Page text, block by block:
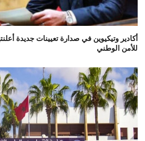
أكادير وتيكيوين في صدارة تعيينات جديدة
للأمن الوطني